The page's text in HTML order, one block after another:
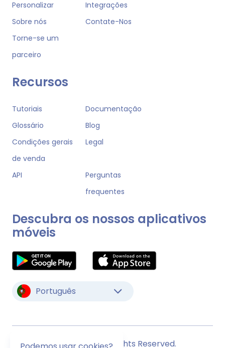
Personalizar
Integrações
Sobre nós
Contate-Nos
Torne-se um
parceiro
Recursos
Tutoriais
Documentação
Glossário
Blog
Condições gerais
de venda
Legal
API
Perguntas
frequentes
Descubra os nossos aplicativos
móveis
Português
© Monstock. All Rights Reserved.